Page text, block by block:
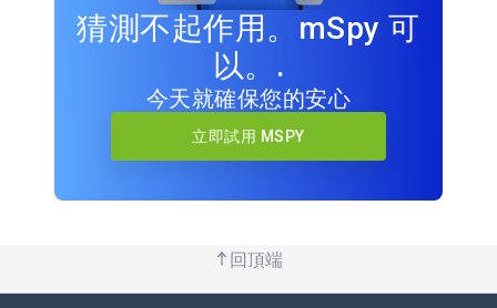
猜測不起作用。mSpy 可
以。.
今天就確保您的安心
立即試用 MSPY
回頂端